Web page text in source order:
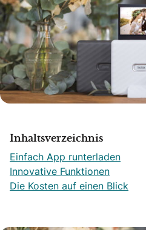
Inhaltsverzeichnis
Einfach App runterladen
Innovative Funktionen
Die Kosten auf einen Blick